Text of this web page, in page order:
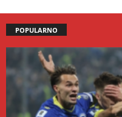
POPULARNO